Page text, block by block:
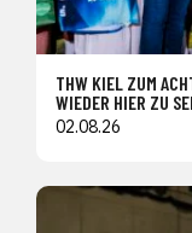
THW KIEL ZUM
WIEDER HIER ZU
02.08.26